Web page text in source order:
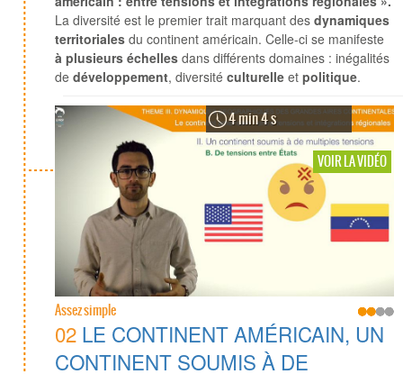
La diversité est le premier trait marquant desdynamiques
territoriales du continent américain. Celle-ci se manifeste
à plusieurs échelles dans différents domaines : inégalités
dedéveloppement, diversitéculturelle etpolitique.
4 min 4 s
VOIR LA VIDÉO
Assez simple
02 LE CONTINENT AMÉRICAIN, UN
CONTINENT SOUMIS À DE